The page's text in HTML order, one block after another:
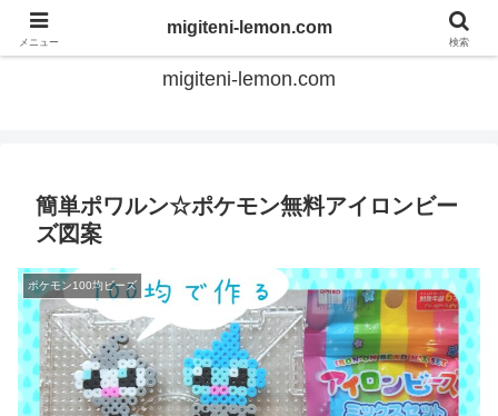
てのひらアイロンビーズ
migiteni-lemon.com
簡単ポワルン☆ポケモン無料アイロンビー
ズ図案
ポケモン100均ビーズ
メニュー
migiteni-lemon.com
検索